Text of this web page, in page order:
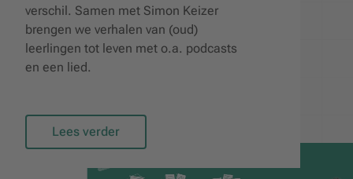
verschil. Samen met Simon Keizer
brengen we verhalen van (oud)
leerlingen tot leven met o.a. podcasts
en een lied.
Lees verder